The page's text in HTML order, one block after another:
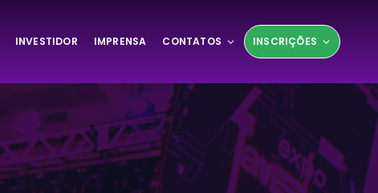
INVESTIDOR IMPRENSA CONTATOS INSCRIÇÕES